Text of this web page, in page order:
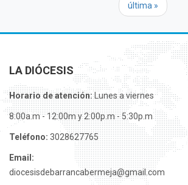
última »
LA DIÓCESIS
Horario de atención:Lunes a viernes
8:00a.m - 12:00m y 2:00p.m - 5:30p.m
Teléfono: 3028627765
Email:
diocesisdebarrancabermeja@gmail.com